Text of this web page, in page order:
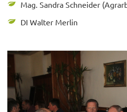
Mag. Sandra Schneider
DI Walter Merlin